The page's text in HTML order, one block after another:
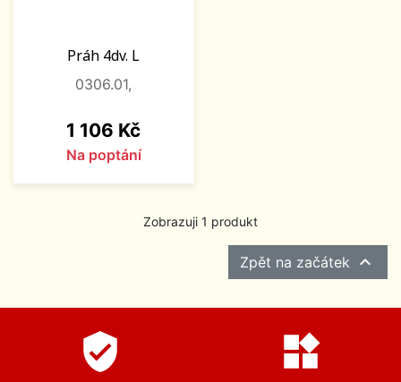
Práh 4dv. L
0306.01,
Cena
1 106 Kč
Na poptání
Zobrazuji 1 produkt
Zpět na začátek 
verified_user widgets